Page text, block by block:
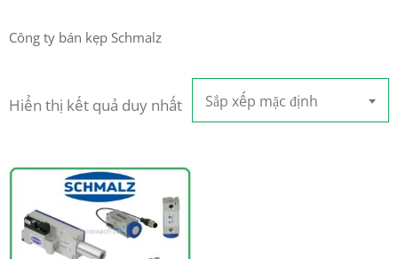
Công ty bán kẹp Schmalz
Hiển thị kết quả duy nhất Sắp xếp mặc định